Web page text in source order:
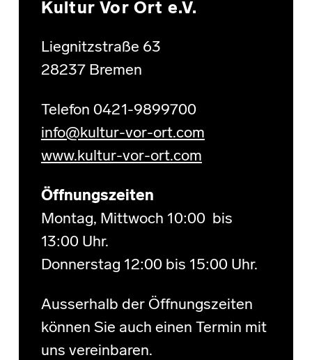
Kultur Vor Ort e.V.
Liegnitzstraße 63
28237 Bremen
Telefon 0421-9899700
info@kultur-vor-ort.com
www.kultur-vor-ort.com
Öffnungszeiten
Montag, Mittwoch 10:00 bis
13:00 Uhr.
Donnerstag 12:00 bis 15:00 Uhr.
Ausserhalb der Öffnungszeiten
können Sie auch einen Termin mit
uns vereinbaren.